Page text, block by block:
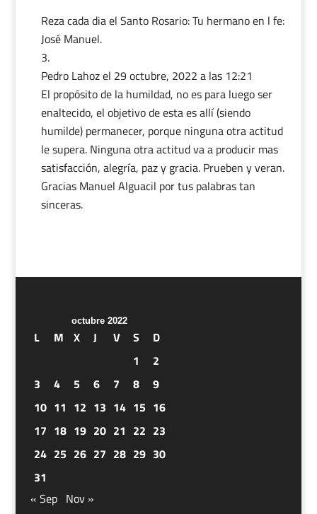
Reza cada dia el Santo Rosario: Tu hermano en l fe:
José Manuel.
Pedro Lahozel 29 octubre, 2022 a las 12:21
El propósito de la humildad, no es para luego ser
enaltecido, el objetivo de esta es allí (siendo
humilde) permanecer, porque ninguna otra actitud
le supera. Ninguna otra actitud va a producir mas
satisfacción, alegría, paz y gracia. Prueben y veran.
Gracias Manuel Alguacil por tus palabras tan
sinceras.
octubre 2022
L M X J V S
D
1
2
3
4 5 6 7 8
9
10 11 12 13 14 15 16
17 18 19 20 21 22 23
24 25 26 27 28 29 30
31
« Sep Nov »